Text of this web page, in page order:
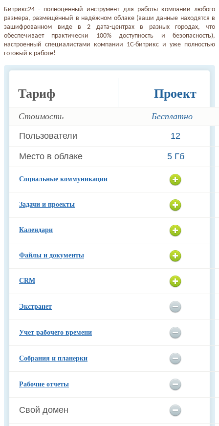
Битрикс24 - полноценный инструмент для работы компании любого
размера, размещённый в надёжном облаке (ваши данные находятся в
зашифрованном виде в 2 дата-центрах в разных городах, что
обеспечивает практически 100% доступность и безопасность),
настроенный специалистами компании 1С-битрикс и уже полностью
готовый к работе!
Тариф Проект
Стоимость Бесплатно
Пользователи 12
Место в облаке 5 Гб
Социальные коммуникации
Задачи и проекты
Календари
Файлы и документы
CRM
Экстранет
Учет рабочего времени
Собрания и планерки
Рабочие отчеты
Свой домен